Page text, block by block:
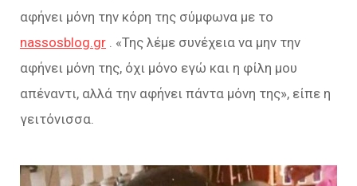
αφήνει μόνη την κόρη της σύμφωνα με το
nassosblog.gr . «Της λέμε συνέχεια να μην την
αφήνει μόνη της, όχι μόνο εγώ και η φίλη μου
απέναντι, αλλά την αφήνει πάντα μόνη της», είπε η
γειτόνισσα.